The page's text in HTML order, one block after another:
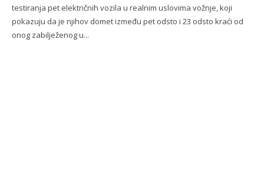
testiranja pet električnih vozila u realnim uslovima vožnje, koji
pokazuju da je njihov domet između pet odsto i 23 odsto kraći od
onog zabilježenog u...